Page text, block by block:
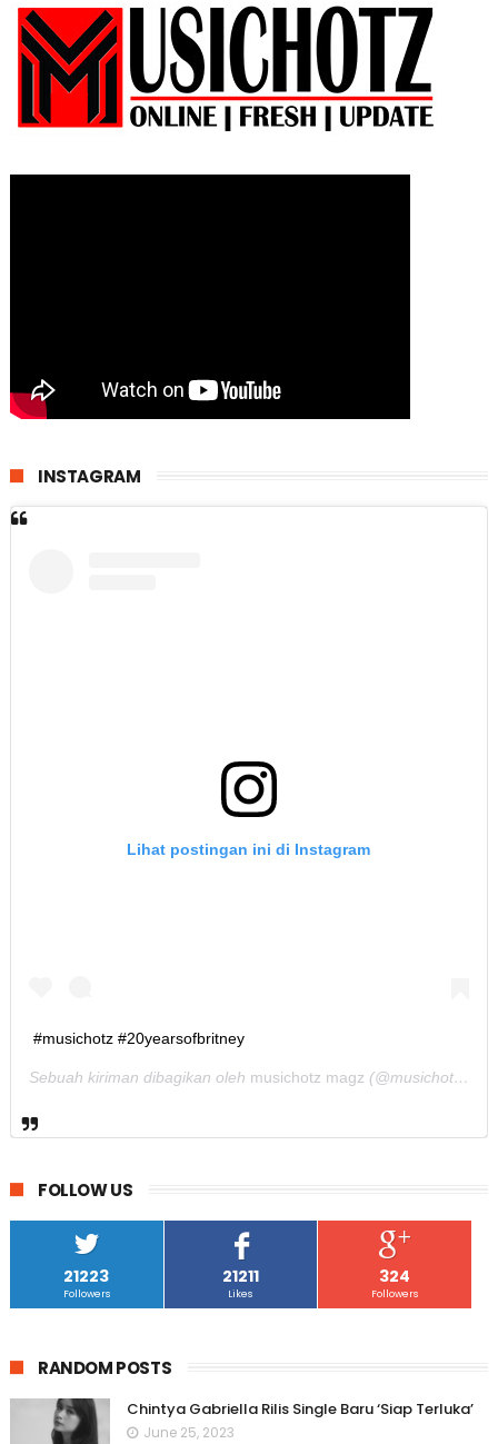
INSTAGRAM
Lihat postingan ini di Instagram
#musichotz #20yearsofbritney
Sebuah kiriman dibagikan oleh musichotz magz (@musichotz) pada
FOLLOW US
21223
Followers
21211
Likes
324
Followers
RANDOM POSTS
Chintya Gabriella Rilis Single Baru ‘Siap Terluka’
June 25, 2023